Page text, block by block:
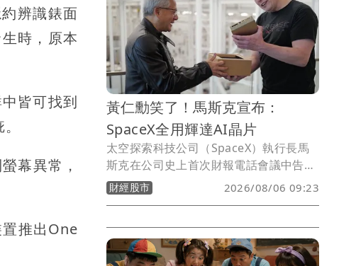
辨識錶面
時，原本
皆可找到
幕異常，
推出One
黃仁勳笑了！馬斯克宣布：
SpaceX全用輝達AI晶片
太空探索科技公司（SpaceX）執行長馬
斯克在公司史上首次財報電話會議中告訴
投資人，未來SpaceX將完全以輝達
（NVIDIA）的系統建構其人工智慧
財經股市 2026/08/06 09:23